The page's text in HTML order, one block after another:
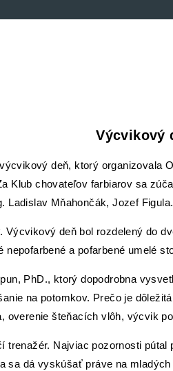
Výcvikový
deň, ktorý organizovala
Klub chovateľov farbiarov sa
Ladislav Mňahončák, Jozef Figula.
Výcvikový deň bol rozdelený do
a pofarbené umelé
PhD., ktorý dopodrobna
na potomkov. Prečo je
šteňacích vlôh, výcvik
trenažér. Najviac pozornosti
sa dá vyskúšať práve na